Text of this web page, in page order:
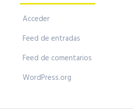
Acceder
Feed de entradas
Feed de comentarios
WordPress.org